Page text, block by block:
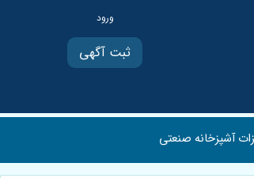
ثبت آگهی
آشپزخانه صنعتی